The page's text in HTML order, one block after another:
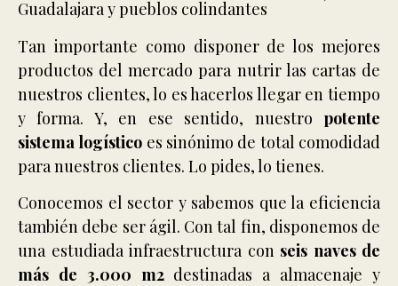
Guadalajara y pueblos colindantes
Tan importante como disponer de los mejores
productos del mercado para nutrir las cartas de
nuestros clientes, lo es hacerlos llegar en tiempo
y forma. Y, en ese sentido, nuestro potente
sistema logístico es sinónimo de total comodidad
para nuestros clientes. Lo pides, lo tienes.
Conocemos el sector y sabemos que la eficiencia
también debe ser ágil. Con tal fin, disponemos de
una estudiada infraestructura con seis naves de
más de 3.000 m2destinadas a almacenaje y